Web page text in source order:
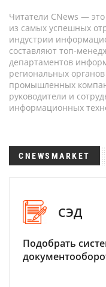
Читатели CNews —
из самых успешных
индустрии
составляют топ-
департаментов
региональных
промышленных
руководители и
информационных
CNEWSMARKET
СЭД
Подобрать